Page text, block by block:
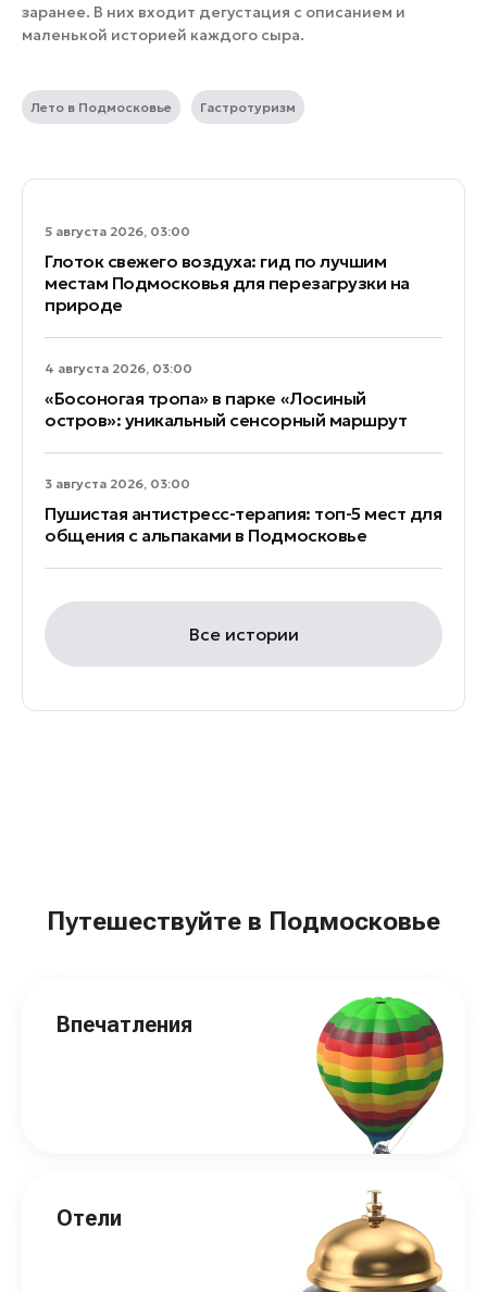
5 августа 2026, 03:00
Глоток свежего воздуха: гид по лучшим
местам Подмосковья для перезагрузки на
природе
4 августа 2026, 03:00
«Босоногая тропа» в парке «Лосиный
остров»: уникальный сенсорный маршрут
3 августа 2026, 03:00
Пушистая антистресс-терапия: топ-5 мест для
общения с альпаками в Подмосковье
Все истории
заранее. В них входит дегустация с описанием и
маленькой историей каждого сыра.
Лето в Подмосковье Гастротуризм
Путешествуйте в Подмосковье
Впечатления
Отели